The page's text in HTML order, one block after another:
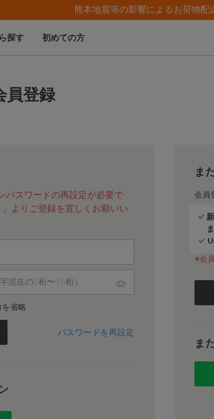
【クリアランスセール】人気パジ
カスタマーサポート夏季休業(お電話
熊本地震等の影響によるお荷物配
【クリアランスセール】人気パジ
カスタマーサポート夏季休業(お電話
探す 初めての方
員登録
パスワードの再設定が必要で
」よりご登録を宜しくお願いい
を省略
パスワードを再設定
ま
会員
※会
ま